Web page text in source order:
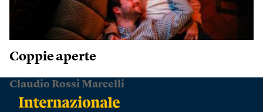
Coppie aperte
Claudio Rossi Marcelli